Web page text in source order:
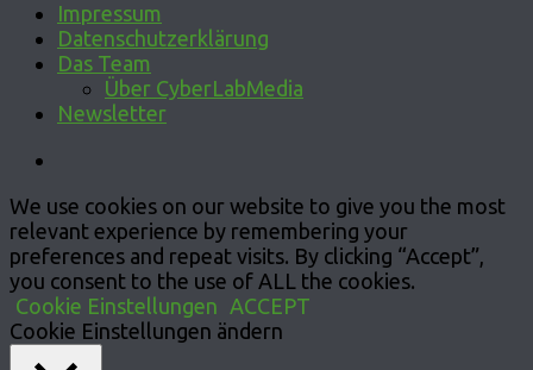
Impressum
Datenschutzerklärung
Das Team
Über CyberLabMedia
Newsletter
We use cookies on our website to give you the most
relevant experience by remembering your
preferences and repeat visits. By clicking “Accept”,
you consent to the use of ALL the cookies.
Cookie Einstellungen ACCEPT
Cookie Einstellungen ändern